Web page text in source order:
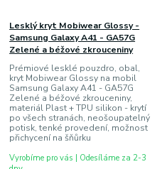
Lesklý kryt Mobiwear Glossy -
Samsung Galaxy A41 - GA57G
Zelené a béžové zkrouceniny
Prémiové lesklé pouzdro, obal,
kryt Mobiwear Glossy na mobil
Samsung Galaxy A41 - GA57G
Zelené a béžové zkrouceniny,
materiál Plast + TPU silikon - krytí
po všech stranách, neošoupatelný
potisk, tenké provedení, možnost
přichycení na šňůrku
Vyrobíme pro vás | Odesíláme za 2-3